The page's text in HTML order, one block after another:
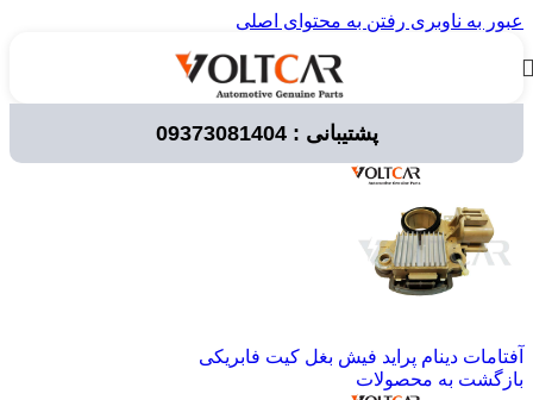
عبور به ناوبری رفتن به محتوای اصلی
پشتیبانی : 09373081404لوازم برقی خودرو/ آفتامات
آفتامات دینام پراید فیش بغل کیت فابریکی
بازگشت به محصولات